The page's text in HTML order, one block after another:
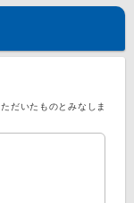
だいたものとみなしま